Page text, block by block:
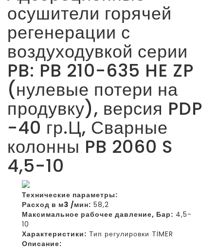
осушители горячей
регенерации с
воздуходувкой серии
PB: PB 210-635 HE ZP
(нулевые потери на
продувку), версия PDP
-40 гр.Ц, Сварные
колонны PB 2060 S
4,5-10
Технические параметры:
Расход в м3 /мин: 58,2
Максимальное рабочее давление, Бар: 4,5-
10
Характеристики: Тип регулировки TIMER
Описание: